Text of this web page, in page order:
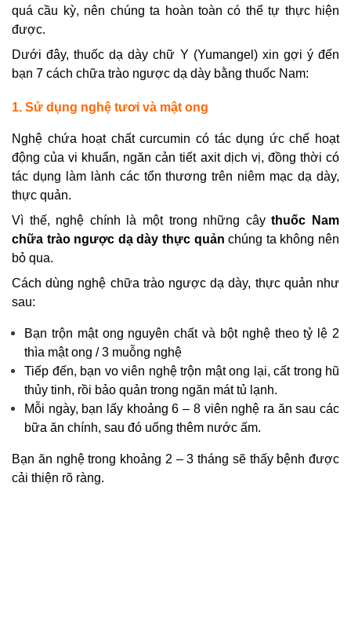
quá cầu kỳ, nên chúng ta hoàn toàn có thể tự thực hiện
được.
Dưới đây, thuốc dạ dày chữ Y (Yumangel) xin gợi ý đến
bạn 7 cách chữa trào ngược dạ dày bằng thuốc Nam:
1. Sử dụng nghệ tươi và mật ong
Nghệ chứa hoạt chất curcumin có tác dụng ức chế hoạt
động của vi khuẩn, ngăn cản tiết axit dịch vị, đồng thời có
tác dụng làm lành các tổn thương trên niêm mạc dạ dày,
thực quản.
Vì thế, nghệ chính là một trong những câythuốc Nam
chữa trào ngược dạ dày thực quảnchúng ta không nên
bỏ qua.
Cách dùng nghệ chữa trào ngược dạ dày, thực quản như
sau:
Bạn trộn mật ong nguyên chất và bột nghệ theo tỷ lệ 2
thìa mật ong / 3 muỗng nghệ
Tiếp đến, bạn vo viên nghệ trộn mật ong lại, cất trong hũ
thủy tinh, rồi bảo quản trong ngăn mát tủ lạnh.
Mỗi ngày, bạn lấy khoảng 6 – 8 viên nghệ ra ăn sau các
bữa ăn chính, sau đó uống thêm nước ấm.
Bạn ăn nghệ trong khoảng 2 – 3 tháng sẽ thấy bệnh được
cải thiện rõ ràng.